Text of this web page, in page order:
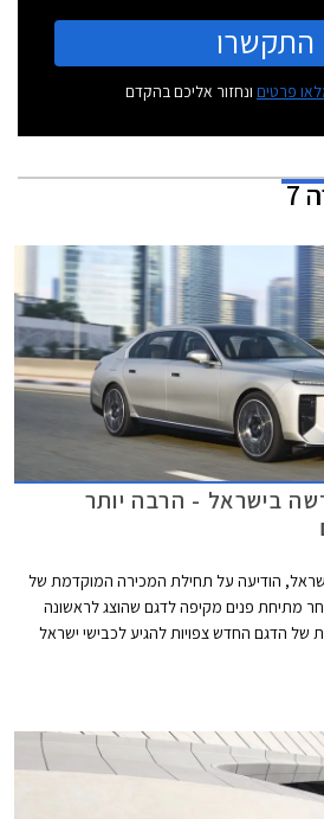
התקשרו
פרטים ונחזור אליכם בהקדם
7
סדרה 7 החדשה בישראל - הרבה יותר
הודיעה על תחילת המכירה המוקדמת של
הדגל ב.מ.וו סדרה 7 לאחר מתיחת פנים מקיפה לדגם שהוצג לראשונה
של הדגם החדש צפויות להגיע לכבישי ישראל